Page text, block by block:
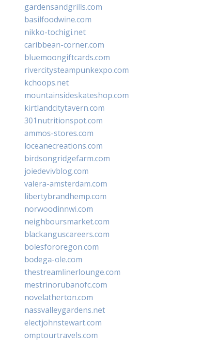
gardensandgrills.com
basilfoodwine.com
nikko-tochigi.net
caribbean-corner.com
bluemoongiftcards.com
rivercitysteampunkexpo.com
kchoops.net
mountainsideskateshop.com
kirtlandcitytavern.com
301nutritionspot.com
ammos-stores.com
loceanecreations.com
birdsongridgefarm.com
joiedevivblog.com
valera-amsterdam.com
libertybrandhemp.com
norwoodinnwi.com
neighboursmarket.com
blackanguscareers.com
bolesfororegon.com
bodega-ole.com
thestreamlinerlounge.com
mestrinorubanofc.com
novelatherton.com
nassvalleygardens.net
electjohnstewart.com
omptourtravels.com